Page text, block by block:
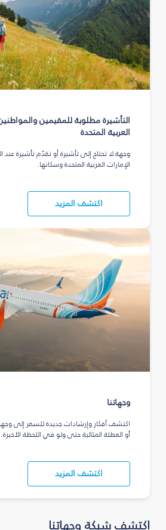
التأشيرة مطلوبة للمقيمين
العربية المتحدة
وجهة لا تحتاج إلى تأشيرة أو تقدّم تأشيرة
الإمارات العربية المتحدة وسكانها.
اكتشف المزيد
وجهاتنا
اكتشف أفكار وإرشادات جديدة للسفر إلى
أو العطلة المثالية حتى ولو في اللحظة الأخيرة.
اكتشف المزيد
اكتشف شبكة وجهاتنا